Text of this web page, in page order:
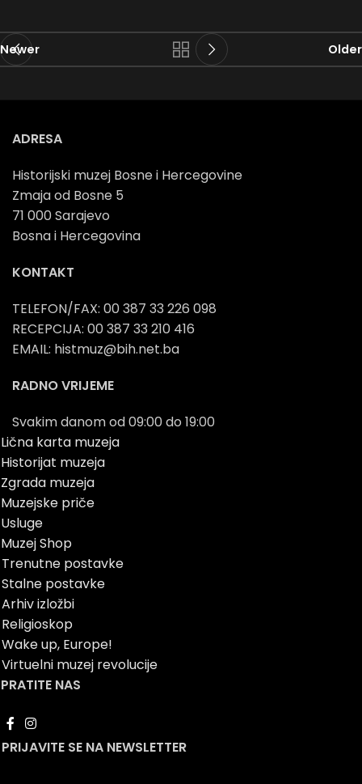
Newer Older
ADRESA
Historijski muzej Bosne i Hercegovine
Zmaja od Bosne 5
71 000 Sarajevo
Bosna i Hercegovina
KONTAKT
TELEFON/FAX: 00 387 33 226 098
RECEPCIJA: 00 387 33 210 416
EMAIL: histmuz@bih.net.ba
RADNO VRIJEME
Svakim danom od 09:00 do 19:00
Lična karta muzeja
Historijat muzeja
Zgrada muzeja
Muzejske priče
Usluge
Muzej Shop
Trenutne postavke
Stalne postavke
Arhiv izložbi
Religioskop
Wake up, Europe!
Virtuelni muzej revolucije
PRATITE NAS
PRIJAVITE SE NA NEWSLETTER